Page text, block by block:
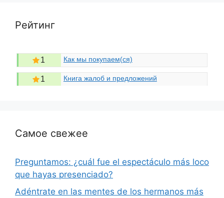
Рейтинг
1 Как мы покупаем(ся)
1 Книга жалоб и предложений
Самое свежее
Preguntamos: ¿cuál fue el espectáculo más loco
que hayas presenciado?
Adéntrate en las mentes de los hermanos más